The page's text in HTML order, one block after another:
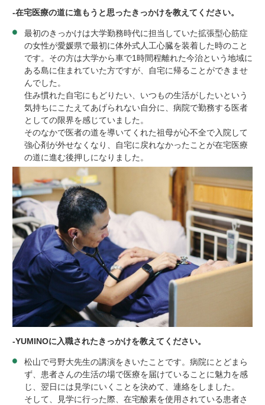
-在宅医療の道に進もうと思ったきっかけを教えてください。
最初のきっかけは大学勤務時代に担当していた拡張型心筋症
の女性が愛媛県で最初に体外式人工心臓を装着した時のこと
です。その方は大学から車で1時間程離れた今治という地域に
ある島に住まれていた方ですが、自宅に帰ることができませ
んでした。
住み慣れた自宅にもどりたい、いつもの生活がしたいという
気持ちにこたえてあげられない自分に、病院で勤務する医者
としての限界を感じていました。
そのなかで医者の道を導いてくれた祖母が心不全で入院して
強心剤が外せなくなり、自宅に戻れなかったことが在宅医療
の道に進む後押しになりました。
-YUMINOに入職されたきっかけを教えてください。
松山で弓野大先生の講演をきいたことです。病院にとどまら
ず、患者さんの生活の場で医療を届けていることに魅力を感
じ、翌日には見学にいくことを決めて、連絡をしました。
そして、見学に行った際、在宅酸素を使用されている患者さ